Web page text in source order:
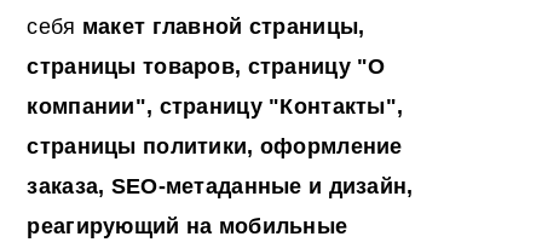
себя макет главной страницы,
страницы товаров, страницу "О
компании", страницу "Контакты",
страницы политики, оформление
заказа, SEO-метаданные и дизайн,
реагирующий на мобильные